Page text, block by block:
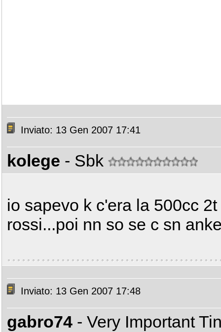
Inviato: 13 Gen 2007 17:41
kolege - Sbk
io sapevo k c'era la 500cc
rossi...poi nn so se c sn
Inviato: 13 Gen 2007 17:48
gabro74 - Very Important